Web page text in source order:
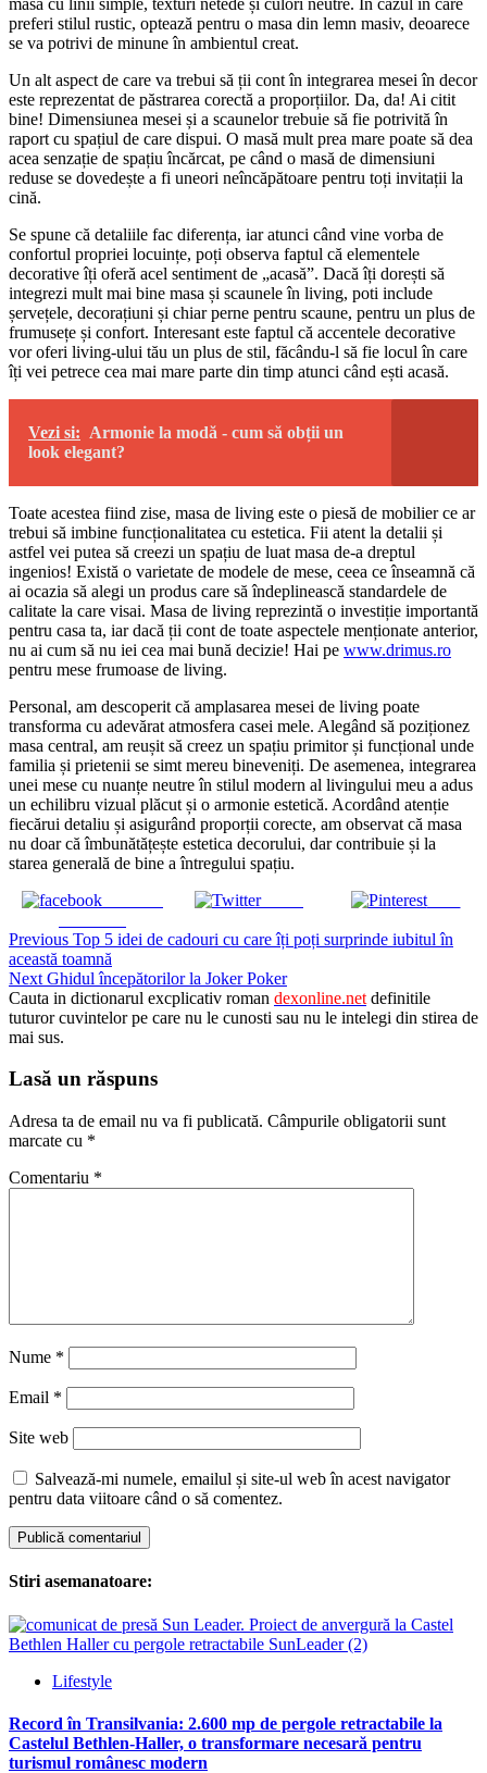
preferi stilul rustic, optează pentru o masa din lemn masiv, deoarece
se va potrivi de minune în ambientul creat.
Un alt aspect de care va trebui să ții cont în integrarea mesei în decor
este reprezentat de păstrarea corectă a proporțiilor. Da, da! Ai citit
bine! Dimensiunea mesei și a scaunelor trebuie să fie potrivită în
raport cu spațiul de care dispui. O masă mult prea mare poate să dea
acea senzație de spațiu încărcat, pe când o masă de dimensiuni
reduse se dovedește a fi uneori neîncăpătoare pentru toți invitații la
cină.
Se spune că detaliile fac diferența, iar atunci când vine vorba de
confortul propriei locuințe, poți observa faptul că elementele
decorative îți oferă acel sentiment de „acasă”. Dacă îți dorești să
integrezi mult mai bine masa și scaunele în living, poti include
șervețele, decorațiuni și chiar perne pentru scaune, pentru un plus de
frumusețe și confort. Interesant este faptul că accentele decorative
vor oferi living-ului tău un plus de stil, făcându-l să fie locul în care
îți vei petrece cea mai mare parte din timp atunci când ești acasă.
Vezi si: Armonie la modă - cum să obții un
look elegant?
Toate acestea fiind zise, masa de living este o piesă de mobilier ce ar
trebui să imbine funcționalitatea cu estetica. Fii atent la detalii și
astfel vei putea să creezi un spațiu de luat masa de-a dreptul
ingenios! Există o varietate de modele de mese, ceea ce înseamnă că
ai ocazia să alegi un produs care să îndeplinească standardele de
calitate la care visai. Masa de living reprezintă o investiție importantă
pentru casa ta, iar dacă ții cont de toate aspectele menționate anterior,
nu ai cum să nu iei cea mai bună decizie! Hai pe www.drimus.ro
pentru mese frumoase de living.
Personal, am descoperit că amplasarea mesei de living poate
transforma cu adevărat atmosfera casei mele. Alegând să poziționez
masa central, am reușit să creez un spațiu primitor și funcțional unde
familia și prietenii se simt mereu bineveniți. De asemenea, integrarea
unei mese cu nuanțe neutre în stilul modern al livingului meu a adus
un echilibru vizual plăcut și o armonie estetică. Acordând atenție
fiecărui detaliu și asigurând proporții corecte, am observat că masa
nu doar că îmbunătățește estetica decorului, dar contribuie și la
starea generală de bine a întregului spațiu.
Tweet Save
Continue
Reading
Previous Top 5 idei de cadouri cu care îți poți surprinde iubitul în
această toamnă
Next Ghidul începătorilor la Joker Poker
Cauta in dictionarul excplicativ roman dexonline.net definitile
tuturor cuvintelor pe care nu le cunosti sau nu le intelegi din stirea de
mai sus.
Lasă un răspuns
Adresa ta de email nu va fi publicată. Câmpurile obligatorii sunt
marcate cu *
Comentariu *
Nume *
Email *
Site web
Salvează-mi numele, emailul și site-ul web în acest navigator
pentru data viitoare când o să comentez.
Stiri asemanatoare:
Lifestyle
Record în Transilvania: 2.600 mp de pergole retractabile la
Castelul Bethlen-Haller, o transformare necesară pentru
turismul românesc modern